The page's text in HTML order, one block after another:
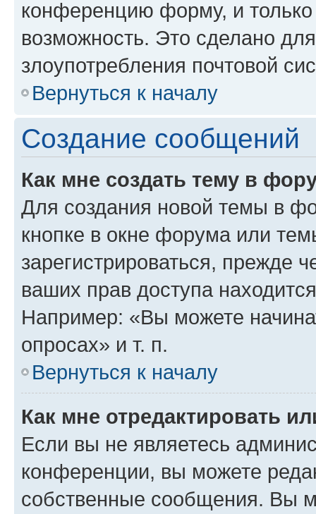
конференцию форму, и
возможность. Это сделано
злоупотребления почтовой
Вернуться к началу
Создание сообщений
Как мне создать тему в
Для создания новой темы в
кнопке в окне форума или
зарегистрироваться, прежде
ваших прав доступа
Например: «Вы можете
опросах» и т. п.
Вернуться к началу
Как мне отредактировать
Если вы не являетесь
конференции, вы можете
собственные сообщения. Вы